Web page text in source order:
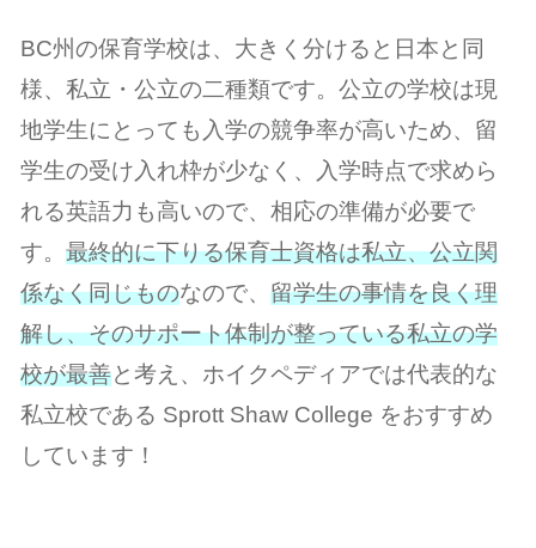
BC州の保育学校は、大きく分けると日本と同
様、私立・公立の二種類です。公立の学校は現
地学生にとっても入学の競争率が高いため、留
学生の受け入れ枠が少なく、入学時点で求めら
れる英語力も高いので、相応の準備が必要で
す。最終的に下りる保育士資格は私立、公立関
係なく同じものなので、留学生の事情を良く理
解し、そのサポート体制が整っている私立の学
校が最善と考え、ホイクペディアでは代表的な
私立校である Sprott Shaw College をおすすめ
しています！